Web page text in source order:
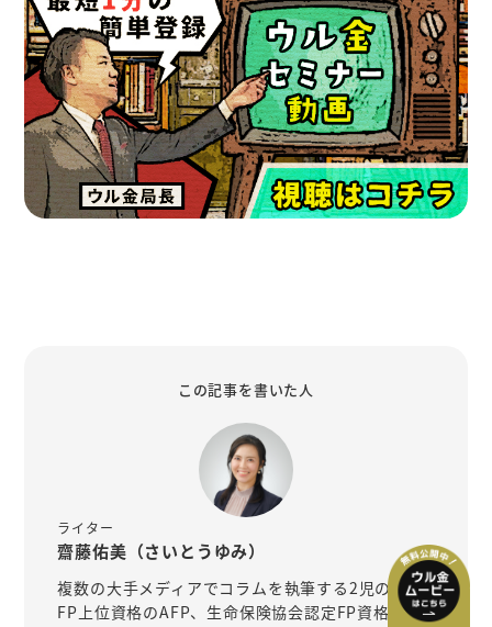
この記事を書いた人
ライター
齋藤佑美（さいとうゆみ）
複数の大手メディアでコラムを執筆する2児の母。
FP上位資格のAFP、生命保険協会認定FP資格であ